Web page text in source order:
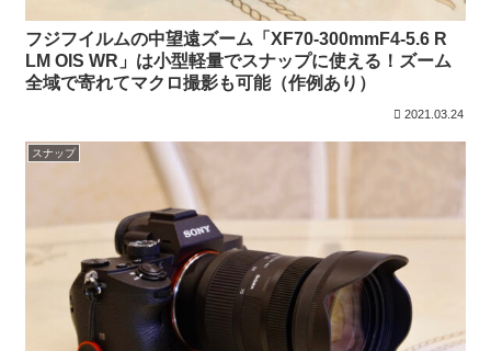
フジフイルムの中望遠ズーム「XF70-300mmF4-5.6 R
LM OIS WR」は小型軽量でスナップに使える！ズーム
全域で寄れてマクロ撮影も可能（作例あり）
2021.03.24
スナップ